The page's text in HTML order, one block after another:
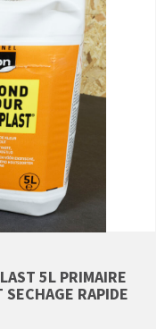
5L PRIMAIRE
RAPIDE